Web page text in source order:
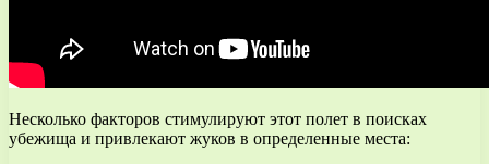
Несколько факторов стимулируют этот полет в поисках
убежища и привлекают жуков в определенные места: